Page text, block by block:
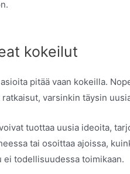
kokeilut
pitää vaan kokeilla.
ratkaisut, varsinkin täysin
tuottaa uusia ideoita,
tai osoittaa ajoissa,
ei todellisuudessa toimikaan.